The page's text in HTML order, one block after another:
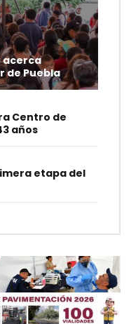
acerca
de Puebla
Centro de
años
etapa del